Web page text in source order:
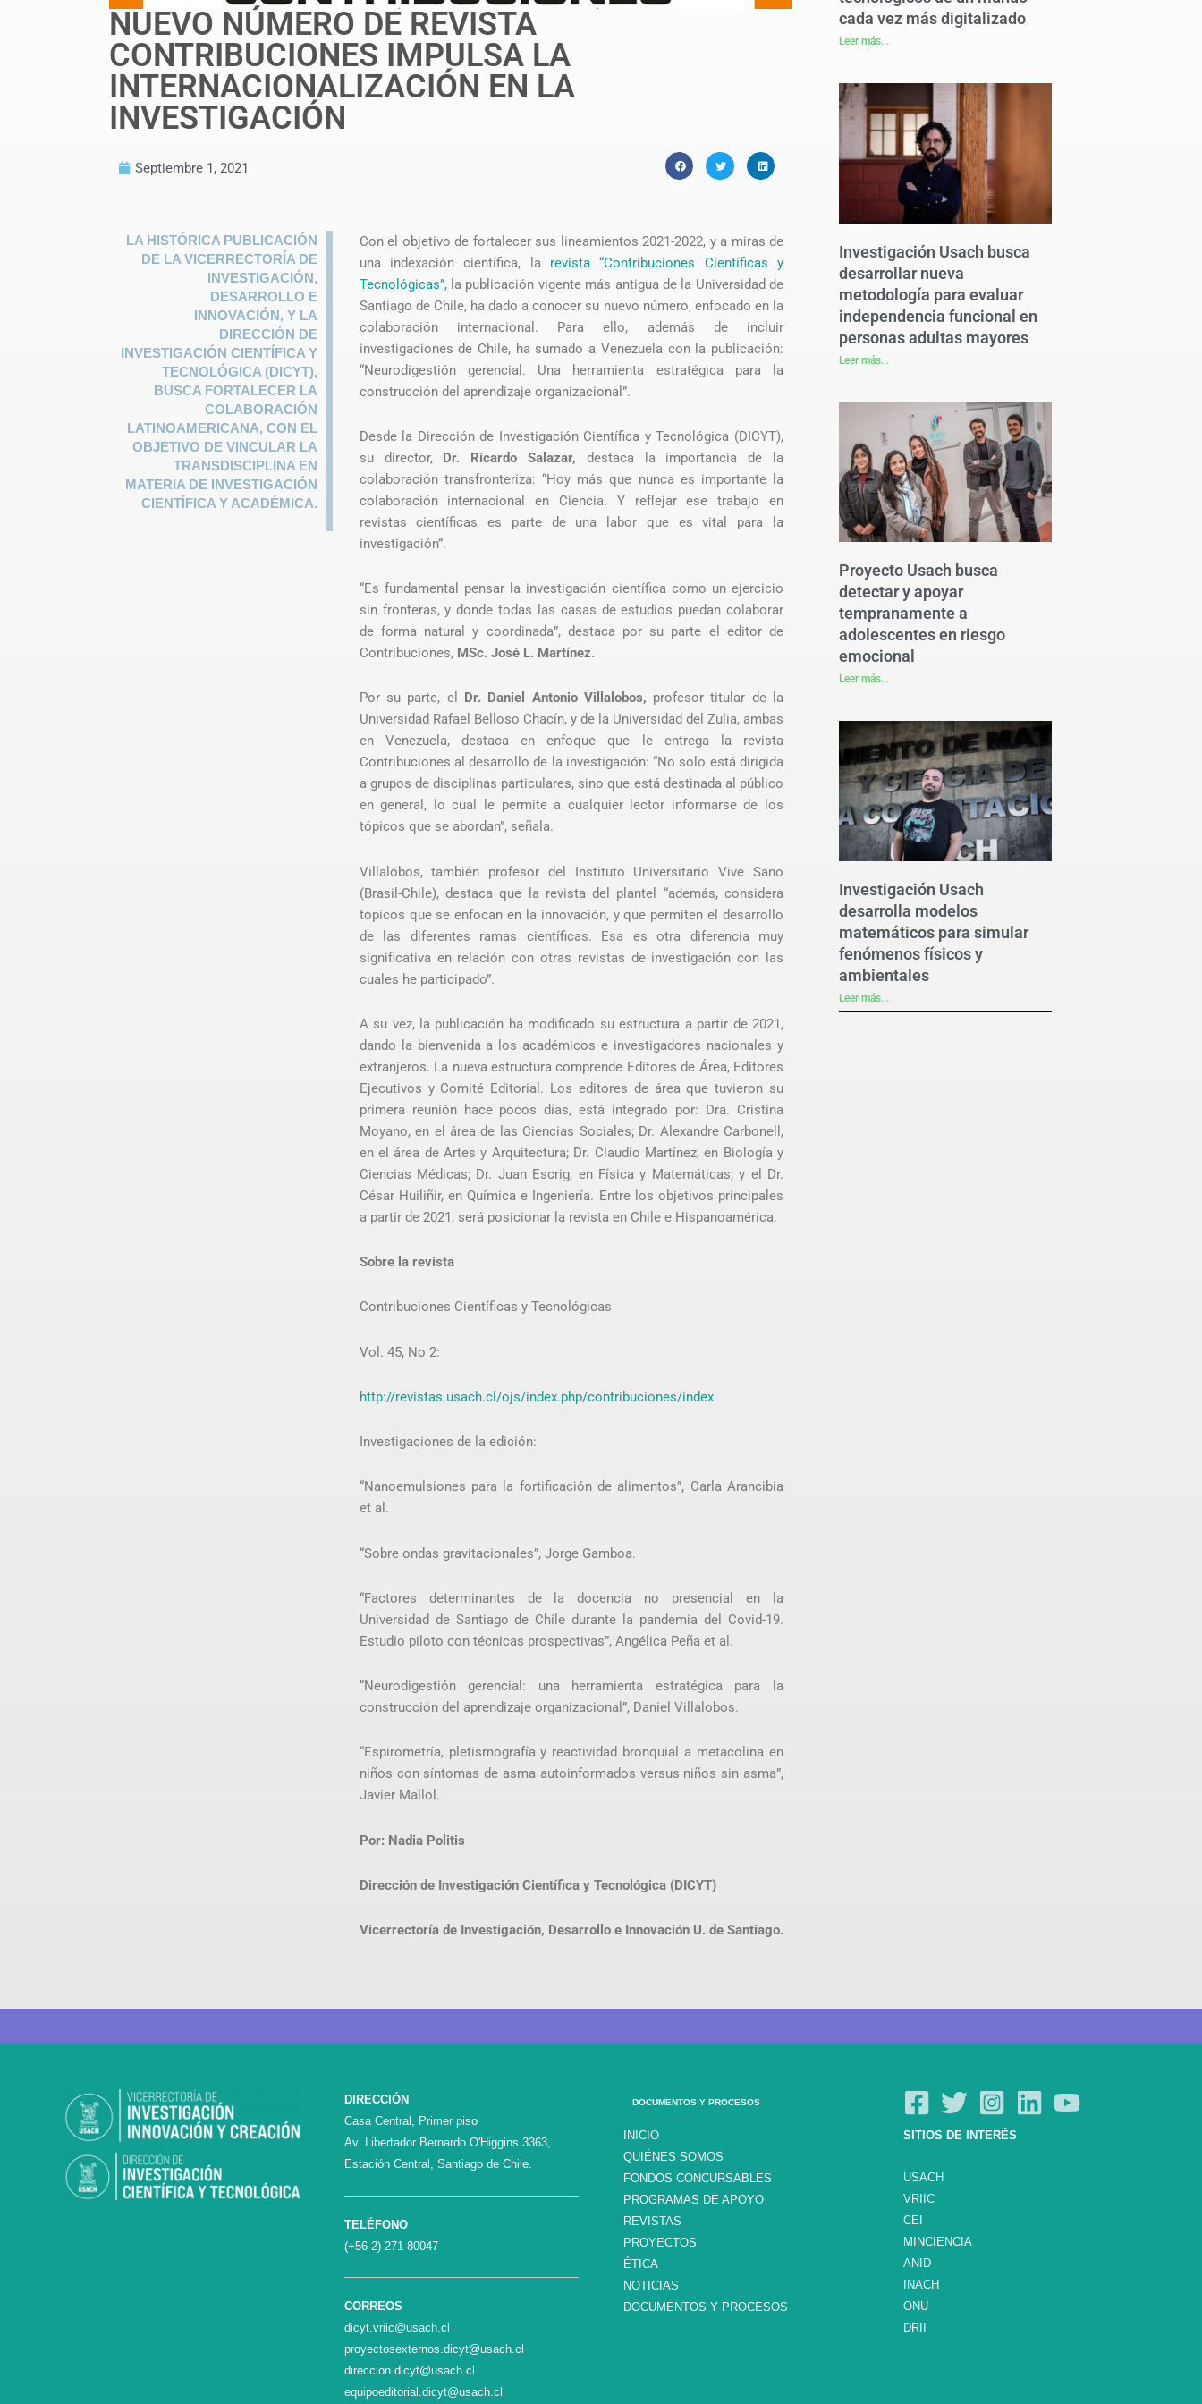
NUEVO NÚMERO DE REVISTA
CONTRIBUCIONES IMPULSA LA
INTERNACIONALIZACIÓN EN LA
INVESTIGACIÓN
Septiembre 1, 2021
LA HISTÓRICA PUBLICACIÓN
DE LA VICERRECTORÍA DE
INVESTIGACIÓN,
DESARROLLO E
INNOVACIÓN, Y LA
DIRECCIÓN DE
INVESTIGACIÓN CIENTÍFICA Y
TECNOLÓGICA (DICYT),
BUSCA FORTALECER LA
COLABORACIÓN
LATINOAMERICANA, CON EL
OBJETIVO DE VINCULAR LA
TRANSDISCIPLINA EN
MATERIA DE INVESTIGACIÓN
CIENTÍFICA Y ACADÉMICA.
Con el objetivo de fortalecer sus lineamientos 2021-2022, y a miras de
una indexación científica, la revista “Contribuciones Científicas y
Tecnológicas”,la publicación vigente más antigua de la Universidad de
Santiago de Chile, ha dado a conocer su nuevo número, enfocado en la
colaboración internacional. Para ello, además de incluir
investigaciones de Chile, ha sumado a Venezuela con la publicación:
“Neurodigestión gerencial. Una herramienta estratégica para la
construcción del aprendizaje organizacional”.
Desde la Dirección de Investigación Científica y Tecnológica (DICYT),
su director, Dr. Ricardo Salazar, destaca la importancia de la
colaboración transfronteriza: “Hoy más que nunca es importante la
colaboración internacional en Ciencia. Y reflejar ese trabajo en
revistas científicas es parte de una labor que es vital para la
investigación”.
“Es fundamental pensar la investigación científica como un ejercicio
sin fronteras, y donde todas las casas de estudios puedan colaborar
de forma natural y coordinada”, destaca por su parte el editor de
Contribuciones, MSc. José L. Martínez.
Por su parte, el Dr. Daniel Antonio Villalobos, profesor titular de la
Universidad Rafael Belloso Chacín, y de la Universidad del Zulia, ambas
en Venezuela, destaca en enfoque que le entrega la revista
Contribuciones al desarrollo de la investigación: “No solo está dirigida
a grupos de disciplinas particulares, sino que está destinada al público
en general, lo cual le permite a cualquier lector informarse de los
tópicos que se abordan”, señala.
Villalobos, también profesor del Instituto Universitario Vive Sano
(Brasil-Chile), destaca que la revista del plantel “además, considera
tópicos que se enfocan en la innovación, y que permiten el desarrollo
de las diferentes ramas científicas. Esa es otra diferencia muy
significativa en relación con otras revistas de investigación con las
cuales he participado”.
A su vez, la publicación ha modificado su estructura a partir de 2021,
dando la bienvenida a los académicos e investigadores nacionales y
extranjeros. La nueva estructura comprende Editores de Área, Editores
Ejecutivos y Comité Editorial. Los editores de área que tuvieron su
primera reunión hace pocos días, está integrado por: Dra. Cristina
Moyano, en el área de las Ciencias Sociales; Dr. Alexandre Carbonell,
en el área de Artes y Arquitectura; Dr. Claudio Martínez, en Biología y
Ciencias Médicas; Dr. Juan Escrig, en Física y Matemáticas; y el Dr.
César Huiliñir, en Química e Ingeniería. Entre los objetivos principales
a partir de 2021, será posicionar la revista en Chile e Hispanoamérica.
Sobre la revista
Contribuciones Científicas y Tecnológicas
Vol. 45, No 2:
http://revistas.usach.cl/ojs/index.php/contribuciones/index
Investigaciones de la edición:
“Nanoemulsiones para la fortificación de alimentos”, Carla Arancibia
et al.
“Sobre ondas gravitacionales”, Jorge Gamboa.
“Factores determinantes de la docencia no presencial en la
Universidad de Santiago de Chile durante la pandemia del Covid-19.
Estudio piloto con técnicas prospectivas”, Angélica Peña et al.
“Neurodigestión gerencial: una herramienta estratégica para la
construcción del aprendizaje organizacional”, Daniel Villalobos.
“Espirometría, pletismografía y reactividad bronquial a metacolina en
niños con síntomas de asma autoinformados versus niños sin asma”,
Javier Mallol.
Por: Nadia Politis
Dirección de Investigación Científica y Tecnológica (DICYT)
Vicerrectoría de Investigación, Desarrollo e Innovación U. de Santiago.
cada vez más digitalizado
Leer más...
Investigación Usach busca
desarrollar nueva
metodología para evaluar
independencia funcional en
personas adultas mayores
Leer más...
Proyecto Usach busca
detectar y apoyar
tempranamente a
adolescentes en riesgo
emocional
Leer más...
Investigación Usach
desarrolla modelos
matemáticos para simular
fenómenos físicos y
ambientales
Leer más...
DIRECCIÓN
Casa Central, Primer piso
Av. Libertador Bernardo O'Higgins 3363,
Estación Central, Santiago de Chile.
TELÉFONO
(+56-2) 271 80047
CORREOS
dicyt.vriic@usach.cl
proyectosexternos.dicyt@usach.cl
direccion.dicyt@usach.cl
equipoeditorial.dicyt@usach.cl
DOCUMENTOS Y PROCESOS
INICIO
QUIÉNES SOMOS
FONDOS CONCURSABLES
PROGRAMAS DE APOYO
REVISTAS
PROYECTOS
ÉTICA
NOTICIAS
DOCUMENTOS Y PROCESOS
SITIOS DE INTERÉS
USACH
VRIIC
CEI
MINCIENCIA
ANID
INACH
ONU
DRII